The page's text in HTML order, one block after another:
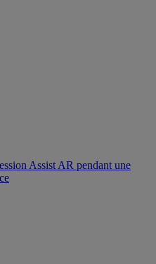
Assist AR pendant une